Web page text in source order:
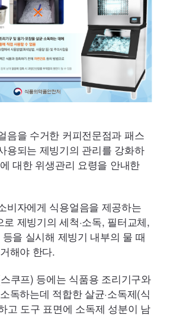
음을 수거한 커피전문점과 패스
용되는 제빙기의 관리를 강화하
대한 위생관리 요령을 안내한
비자에게 식용얼음을 제공하는
제빙기의 세척·소독, 필터교체,
등을 실시해 제빙기 내부의 물 때
해야 한다.
쿠프) 등에는 식품용 조리기구와
독하는데 적합한 살균·소독제(식
고 도구 표면에 소독제 성분이 남